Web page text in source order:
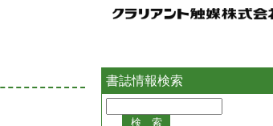
書誌情報検索